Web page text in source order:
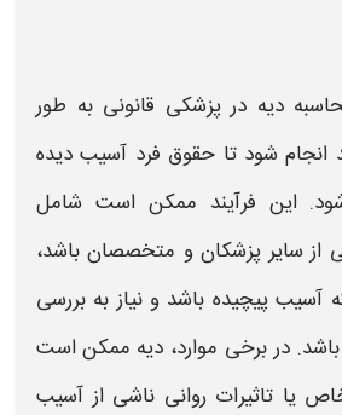
دیه در پزشکی قانونی به طور
انجام شود تا حقوق فرد آسیب دیده
این فرآیند ممکن است شامل
از سایر پزشکان و متخصصان باشد،
آسیب پیچیده باشد و نیاز به بررسی
در برخی موارد، دیه ممکن است
یا تاثیرات روانی ناشی از آسیب